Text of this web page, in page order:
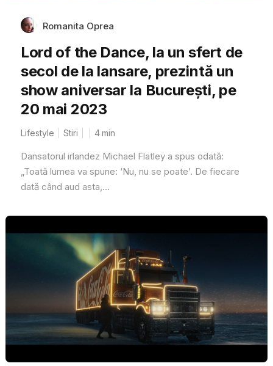
Romanita Oprea
Lord of the Dance, la un sfert de
secol de la lansare, prezintă un
show aniversar la București, pe
20 mai 2023
Lifestyle Stiri 4min
Dansatorul irlandez Michael Flatley a spus odată:
„Toată lumea va spune: ‘Nu, nu se poate’. De fiecare
dată când aud asta,...